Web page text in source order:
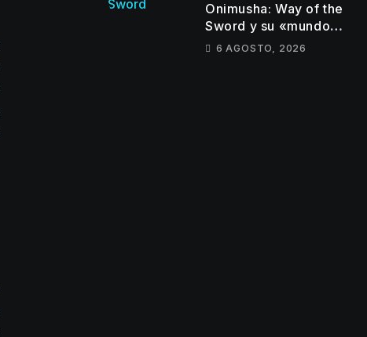
Onimusha: Way of the
Sword y su «mundo
semiabierto»
6 AGOSTO, 2026